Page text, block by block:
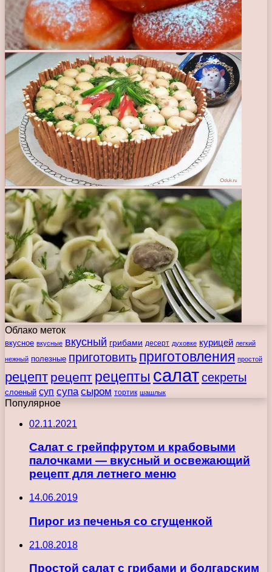
Облако меток
вкусное вкусные вкусный грибами десерт духовке курицей легкий
нежный полезные приготовить приготовления простой
рецепт рецепт рецепты салатсекреты
слоеный суп супа сыром тортик шашлык
Популярное
02.11.2021
Салат с грейпфрутом и крабовыми
палочками — вкусный и освежающий
рецепт для летнего меню
14.06.2019
Пирог из печенья со сгущенкой
21.08.2018
Простой салат с грибами и болгарским